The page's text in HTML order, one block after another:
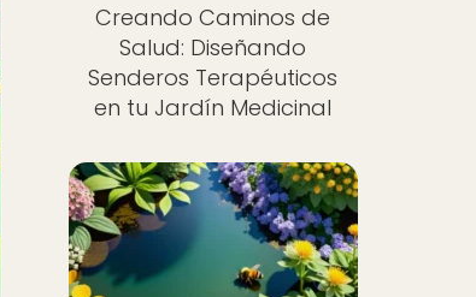
Creando Caminos de
Salud: Diseñando
Senderos Terapéuticos
en tu Jardín Medicinal